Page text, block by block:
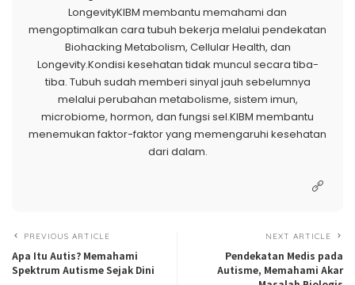
LongevityKIBM membantu memahami dan
mengoptimalkan cara tubuh bekerja melalui pendekatan
Biohacking Metabolism, Cellular Health, dan
Longevity.Kondisi kesehatan tidak muncul secara tiba-
tiba. Tubuh sudah memberi sinyal jauh sebelumnya
melalui perubahan metabolisme, sistem imun,
microbiome, hormon, dan fungsi sel.KIBM membantu
menemukan faktor-faktor yang memengaruhi kesehatan
dari dalam.
PREVIOUS ARTICLE
Apa Itu Autis? Memahami
Spektrum Autisme Sejak Dini
NEXT ARTICLE
Pendekatan Medis pada
Autisme, Memahami Akar